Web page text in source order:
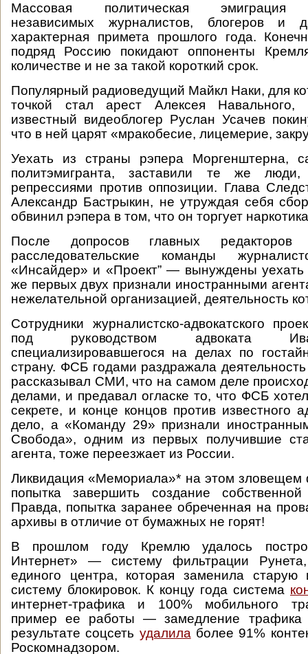
Массовая политическая эмиграция
независимых журналистов, блогеров
характерная примета прошлого года.
подряд Россию покидают оппоненты
количестве и не за такой короткий срок.
Популярный радиоведущий Майкл Наки, для
точкой стал арест Алексея
известный видеоблогер Руслан Усачев
что в ней царят «мракобесие, лицемерие,
Уехать из страны рэпера Моргенштерна,
политэмигранта, заставили те же
репрессиями против оппозиции. Глава
Александр Бастрыкин, не утруждая себя
обвинил рэпера в том, что он торгует
После допросов главных
расследовательские команды
«Инсайдер» и «Проект” — вынуждены
же первых двух признали иностранными
нежелательной организацией, деятельность
Cотрудники журналистско-адвокатского
под руководством адвоката
специализировавшегося на делах по
страну. ФСБ годами раздражала
рассказывал СМИ, что на самом деле
делами, и предавал огласке то, что ФСБ
секрете, и конце концов против известного
дело, а «Команду 29» признали
Свобода», одним из первых получившие
агента, тоже переезжает из России.
Ликвидация «Мемориала»* на этом зловещем
попытка завершить создание
Правда, попытка заранее обреченная на
архивы в отличие от бумажных не горят!
В прошлом году Кремлю удалось
Интернет» — систему фильтрации
единого центра, которая заменила
систему блокировок. К концу года система
интернет-трафика и 100% мобильного
пример ее работы — замедление
результате соцсеть удалила более 91%
Роскомнадзором.